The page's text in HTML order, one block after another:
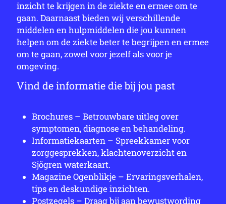
inzicht te krijgen in de ziekte en ermee om te
gaan. Daarnaast bieden wij verschillende
middelen en hulpmiddelen die jou kunnen
helpen om de ziekte beter te begrijpen en ermee
om te gaan, zowel voor jezelf als voor je
omgeving.
Vind de informatie die bij jou past
Brochures – Betrouwbare uitleg over
symptomen, diagnose en behandeling.
Informatiekaarten – Spreekkamer voor
zorggesprekken, klachtenoverzicht en
Sjögren waterkaart.
Magazine Ogenblikje – Ervaringsverhalen,
tips en deskundige inzichten.
Postzegels – Draag bij aan bewustwording